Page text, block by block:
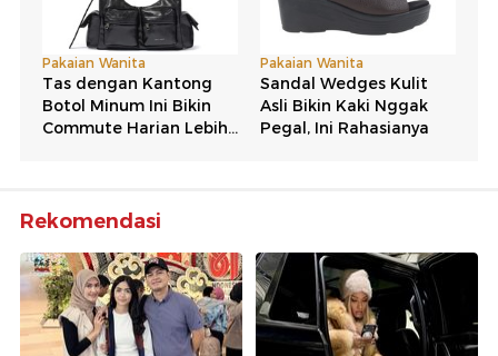
Rekomendasi